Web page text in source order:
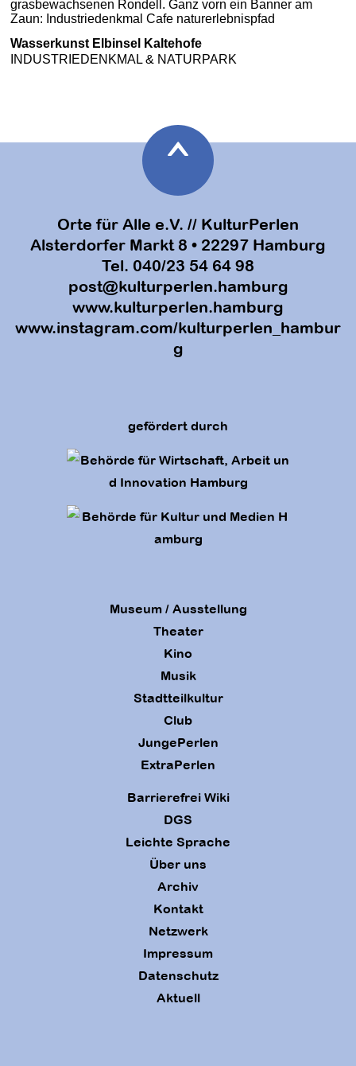
Wasserkunst Elbinsel Kaltehofe
INDUSTRIEDENKMAL & NATURPARK
Orte für Alle e.V. // KulturPerlen
Alsterdorfer Markt 8 • 22297 Hamburg
Tel. 040/23 54 64 98
post@kulturperlen.hamburg
www.kulturperlen.hamburg
www.instagram.com/kulturperlen_hambur
g
gefördert durch
Museum / Ausstellung
Theater
Kino
Musik
Stadtteilkultur
Club
JungePerlen
ExtraPerlen
Barrierefrei Wiki
DGS
Leichte Sprache
Über uns
Archiv
Kontakt
Netzwerk
Impressum
Datenschutz
Aktuell